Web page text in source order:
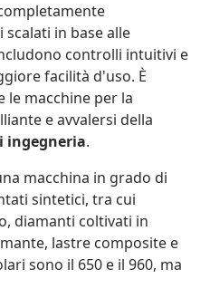
in base alle
controlli intuitivi e
facilità d'uso. È
le macchine per la
e avvalersi della
ingegneria.
macchina in grado di
sintetici, tra cui
diamanti coltivati in
lastre composite e
sono il 650 e il 960, ma